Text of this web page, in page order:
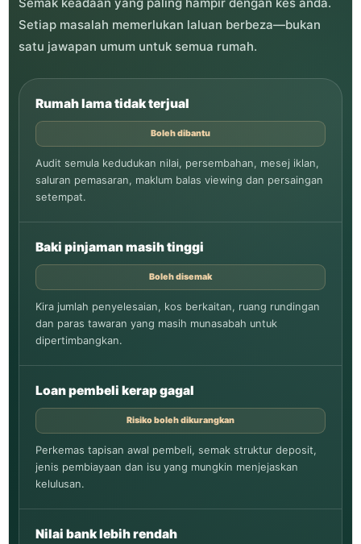
Setiap masalah memerlukan laluan berbeza—bukan
satu jawapan umum untuk semua rumah.
Rumah lama tidak terjual
Boleh dibantu
Audit semula kedudukan nilai, persembahan, mesej iklan,
saluran pemasaran, maklum balas viewing dan persaingan
setempat.
Baki pinjaman masih tinggi
Boleh disemak
Kira jumlah penyelesaian, kos berkaitan, ruang rundingan
dan paras tawaran yang masih munasabah untuk
dipertimbangkan.
Loan pembeli kerap gagal
Risiko boleh dikurangkan
Perkemas tapisan awal pembeli, semak struktur deposit,
jenis pembiayaan dan isu yang mungkin menjejaskan
kelulusan.
Nilai bank lebih rendah